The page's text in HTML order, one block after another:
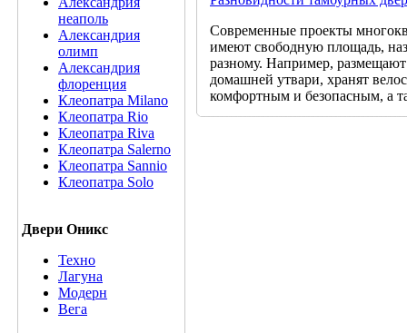
неаполь
Александрия
олимп
Александрия
флоренция
Клеопатра Milano
Клеопатра Rio
Клеопатра Riva
Клеопатра Salerno
Клеопатра Sannio
Клеопатра Solo
Двери Оникс
Техно
Лагуна
Модерн
Вега
Современные проекты
имеют свободную площадь,
разному. Например,
домашней утвари, хранят
комфортным и безопасным, а